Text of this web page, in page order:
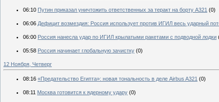
06:10 Путин приказал уничтожить ответственных за теракт на борту A321 (0)
06:06 Дефицит возмездия: Россия использует против ИГИЛ весь ударный
06:00 Россия нанесла удар по ИГИЛ крылатыми ракетами с подводной лодки
05:58 Россия начинает глобальную зачистку (0)
12 Ноября, Четверг
08:16 «Предательство Египта»: новая тональность в деле Airbus A321 (0)
08:11 Москва готовится к ядерному удару (0)